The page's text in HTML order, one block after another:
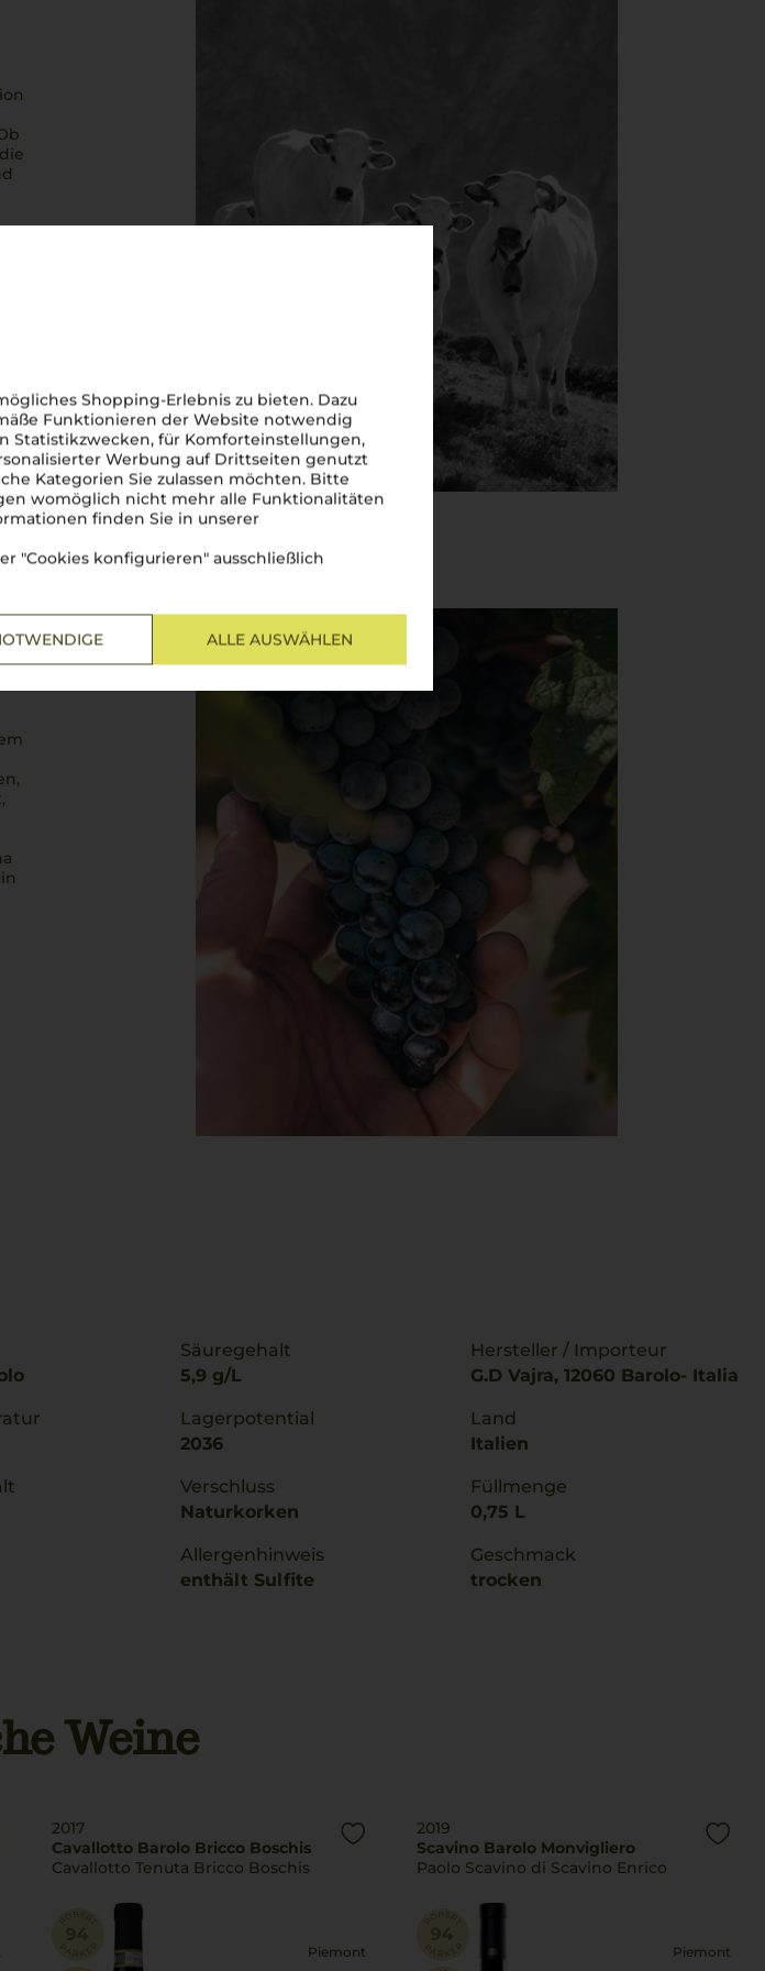
Shopping-Erlebnis zu bieten. Dazu
Funktionieren der Website notwendig
Statistikzwecken, für Komforteinstellungen,
Werbung auf Drittseiten genutzt
Kategorien Sie zulassen möchten. Bitte
womöglich nicht mehr alle Funktionalitäten
finden Sie in unserer
"Cookies konfigurieren" ausschließlich
ALLE AUSWÄHLEN
Säuregehalt
5,9 g/L
Lagerpotential
2036
Verschluss
Naturkorken
Allergenhinweis
enthält Sulfite
Hersteller / Importeur
G.D Vajra, 12060 Barolo- Italia
Land
Italien
Füllmenge
0,75 L
Geschmack
trocken
Weine
2017
Cavallotto Barolo Bricco Boschis
Cavallotto Tenuta Bricco Boschis
Piemont
2019
Scavino Barolo Monvigliero
Paolo Scavino di Scavino Enrico
Piemont